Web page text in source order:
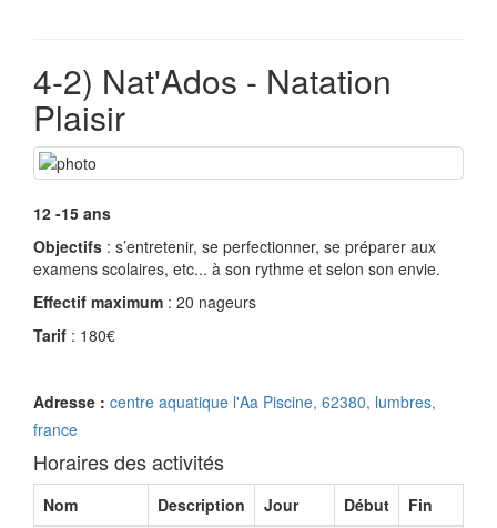
4-2) Nat'Ados - Natation
Plaisir
12 -15 ans
Objectifs : s’entretenir, se perfectionner, se préparer aux
examens scolaires, etc... à son rythme et selon son envie.
Effectif maximum : 20 nageurs
Tarif : 180€
Adresse : centre aquatique l'Aa Piscine, 62380, lumbres,
france
Horaires des activités
Nom Description Jour Début
Fin